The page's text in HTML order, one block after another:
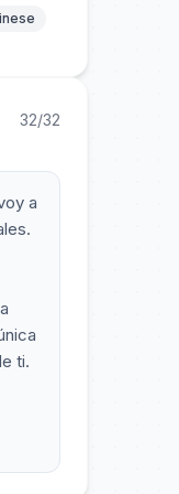
32/32
a
ti.